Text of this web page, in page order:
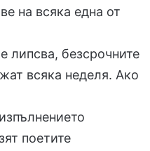
на всяка една от
липсва, безсрочните
всяка неделя. Ако
поетите